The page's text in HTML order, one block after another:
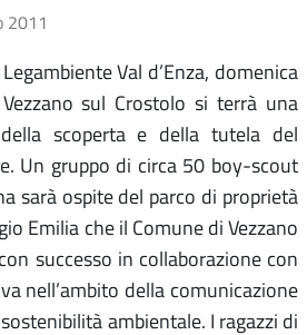
2011
Val d’Enza, domenica
sul Crostolo si terrà una
della scoperta e della tutela del
Un gruppo di circa 50 boy-scout
sarà ospite del parco di proprietà
Emilia che il Comune di Vezzano
successo in collaborazione con
nell’ambito della comunicazione
ambientale. I ragazzi di